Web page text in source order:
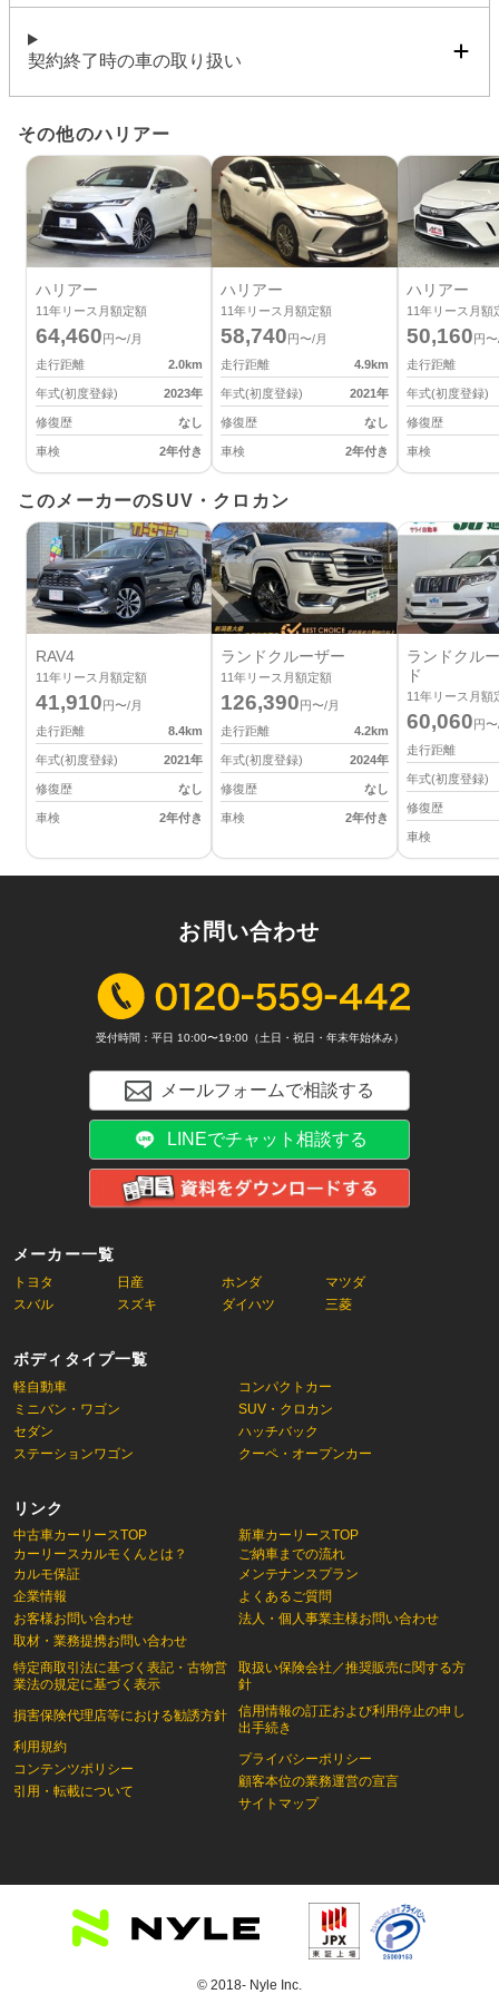
契約終了時の車の取り扱い
その他のハリアー
ハリアー
11年リース月額定額
64,460円〜/月
走行距離
2.0km
年式(初度登録) 2023年
修復歴 なし
車検 2年付き
ハリアー
11年リース月額定額
58,740円〜/月
走行距離
4.9km
年式(初度登録) 2021年
修復歴 なし
車検 2年付き
ハリアー
11年リース月額
50,160円
走行距離
年式(初度登録)
修復歴
車検
このメーカーのSUV・クロカン
RAV4
11年リース月額定額
41,910円〜/月
走行距離
8.4km
年式(初度登録) 2021年
修復歴 なし
車検 2年付き
ランドクルーザー
11年リース月額定額
126,390円〜/月
走行距離
4.2km
年式(初度登録) 2024年
修復歴 なし
車検 2年付き
ランドクル
ド
11年リース月額
60,060円
走行距離
年式(初度登録)
修復歴
車検
メーカー一覧
トヨタ 日産 ホンダ
マツダ
スバル
スズキ ダイハツ 三菱
ボディタイプ一覧
軽自動車
コンパクトカー
ミニバン・ワゴン
SUV・クロカン
セダン
ハッチバック
ステーションワゴン
クーペ・オープンカー
リンク
中古車カーリースTOP
カーリースカルモくんとは？
新車カーリースTOP
ご納車までの流れ
カルモ保証
企業情報
お客様お問い合わせ
取材・業務提携お問い合わせ
特定商取引法に基づく表記・古物営
業法の規定に基づく表示
損害保険代理店等における勧誘方針
利用規約
コンテンツポリシー
引用・転載について
メンテナンスプラン
よくあるご質問
法人・個人事業主様お問い合わせ
取扱い保険会社／推奨販売に関する方
針
信用情報の訂正および利用停止の申し
出手続き
プライバシーポリシー
顧客本位の業務運営の宣言
サイトマップ
お問い合わせ
受付時間：平日 10:00〜19:00（土日・祝日・年末年始休み）
メールフォームで相談する
LINEでチャット相談する
© 2018- Nyle Inc.